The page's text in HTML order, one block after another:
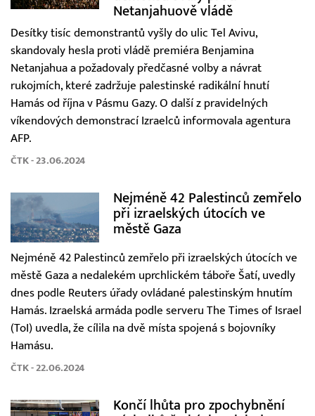
Netanjahuově vládě
Desítky tisíc demonstrantů vyšly do ulic Tel Avivu,
skandovaly hesla proti vládě premiéra Benjamina
Netanjahua a požadovaly předčasné volby a návrat
rukojmích, které zadržuje palestinské radikální hnutí
Hamás od října v Pásmu Gazy. O další z pravidelných
víkendových demonstrací Izraelců informovala agentura
AFP.
ČTK - 23.06.2024
Nejméně 42 Palestinců zemřelo
při izraelských útocích ve
městě Gaza
Nejméně 42 Palestinců zemřelo při izraelských útocích ve
městě Gaza a nedalekém uprchlickém táboře Šatí, uvedly
dnes podle Reuters úřady ovládané palestinským hnutím
Hamás. Izraelská armáda podle serveru The Times of Israel
(ToI) uvedla, že cílila na dvě místa spojená s bojovníky
Hamásu.
ČTK - 22.06.2024
Končí lhůta pro zpochybnění